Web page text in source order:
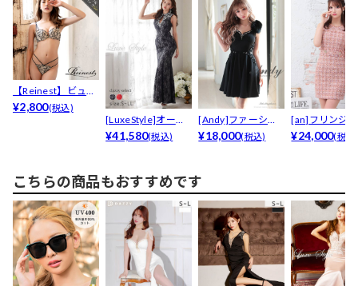
【Reinest】ビュー
ティリリーブラ...
¥2,800(税込)
[LuxeStyle]オール
フラワーレ...
¥41,580(税込)
[Andy]ファーショ
ルダービジューA...
¥18,000(税込)
[an]フリンジ
ドウエストラ
¥24,000(税込)
こちらの商品もおすすめです